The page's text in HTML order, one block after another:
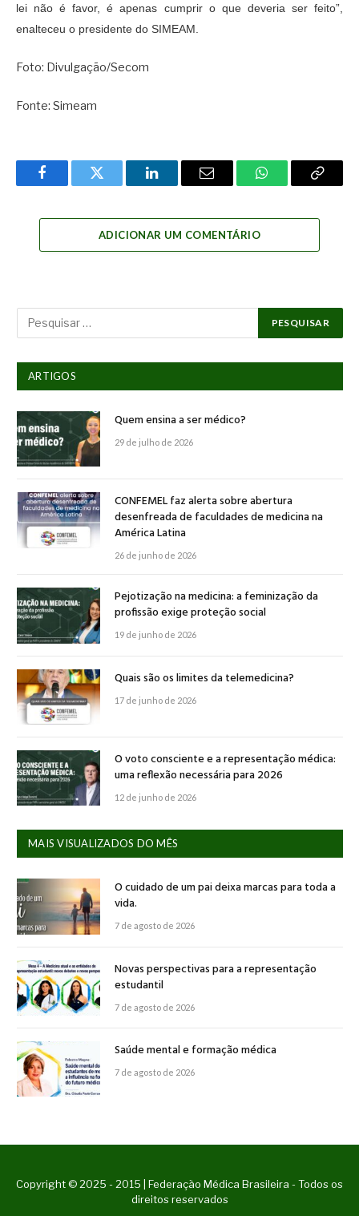
lei não é favor, é apenas cumprir o que deveria ser feito”,
enalteceu o presidente do SIMEAM.
Foto: Divulgação/Secom
Fonte: Simeam
FacebookTwitter LinkedInEmail WhatsAppCopy
ADICIONAR UM COMENTÁRIO
ARTIGOS
Quem ensina a ser médico?
29 de julho de 2026
CONFEMEL faz alerta sobre abertura
desenfreada de faculdades de medicina na
América Latina
26 de junho de 2026
Pejotização na medicina: a feminização da
profissão exige proteção social
19 de junho de 2026
Quais são os limites da telemedicina?
17 de junho de 2026
O voto consciente e a representação médica:
uma reflexão necessária para 2026
12 de junho de 2026
MAIS VISUALIZADOS DO MÊS
O cuidado de um pai deixa marcas para toda a
vida.
7 de agosto de 2026
Novas perspectivas para a representação
estudantil
7 de agosto de 2026
Saúde mental e formação médica
7 de agosto de 2026
Copyright © 2025 - 2015 | Federação Médica Brasileira - Todos os
direitos reservados